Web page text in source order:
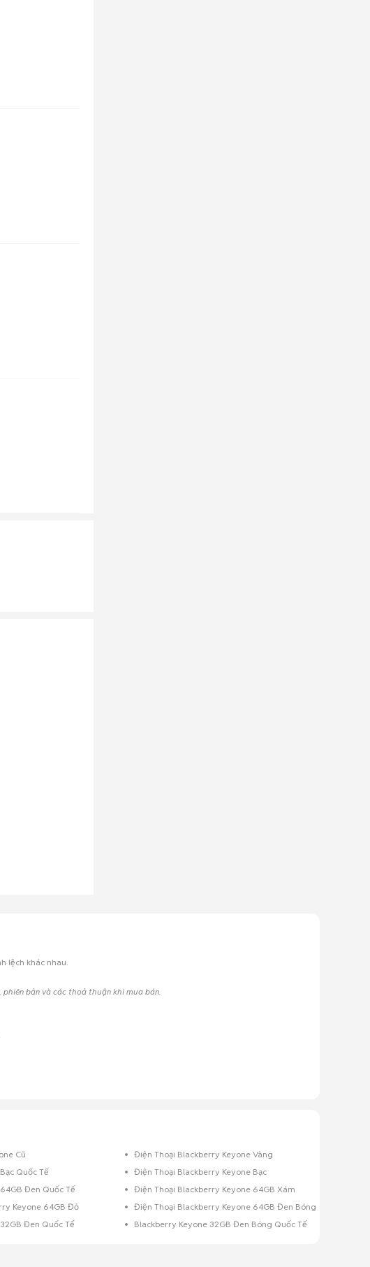
lệch khác nhau.
bản và các thoả thuận khi mua bán.
Cũ
Điện Thoại Blackberry Keyone Vàng
Quốc Tế
Điện Thoại Blackberry Keyone Bạc
Đen Quốc Tế
Điện Thoại Blackberry Keyone 64GB Xám
Keyone 64GB Đỏ
Điện Thoại Blackberry Keyone 64GB Đen Bóng
Đen Quốc Tế Blackberry Keyone 32GB Đen Bóng Quốc Tế